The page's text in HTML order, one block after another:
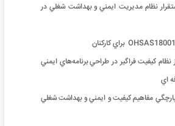
نظام مديريت ايمني و بهداشت شغلي در
نظام كيفيت فراگير در طراحي برنامه‌هاي ايمني
اي
مفاهيم كيفيت و ايمني و بهداشت شغلي